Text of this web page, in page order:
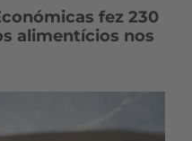
fez 230
alimentícios nos